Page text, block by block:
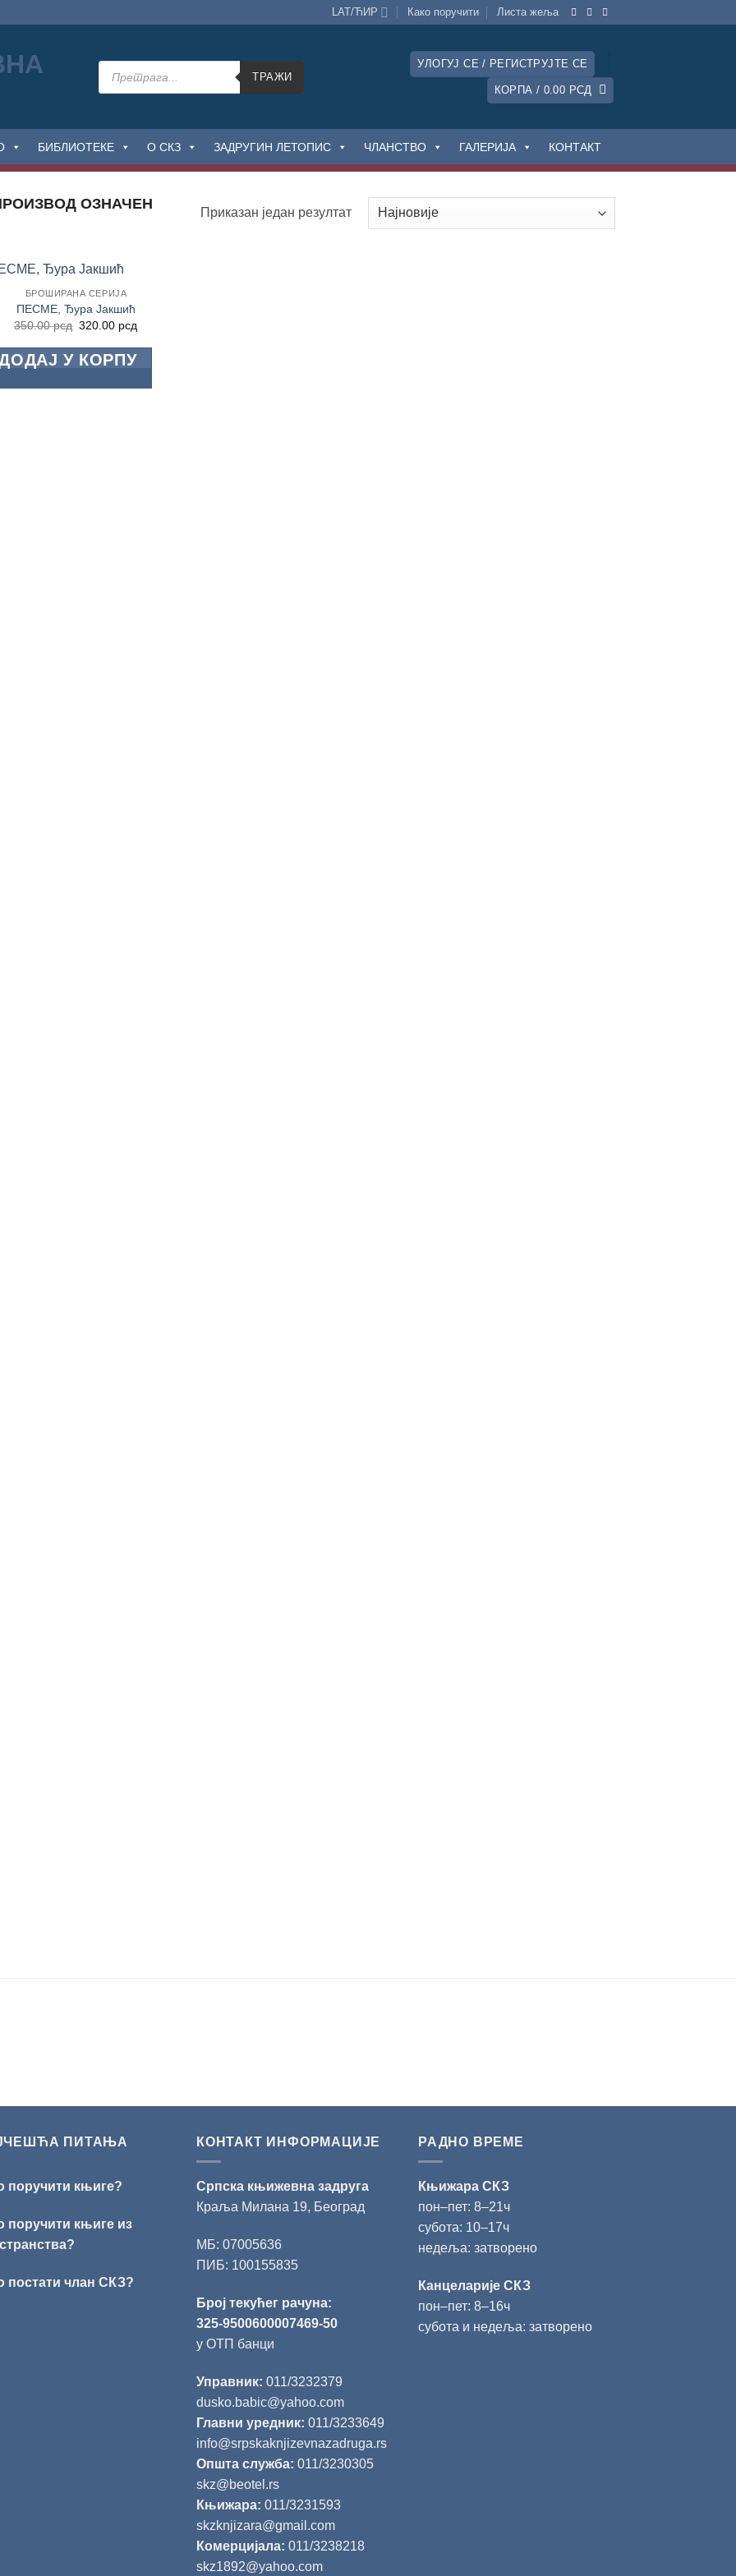
LAT/ЋИР Како поручити Листa жеља
Products
search
ТРАЖИ
УЛОГУЈ СЕ / РЕГИСТРУЈТЕ СЕ
КОРПА / 0.00 РСД
БИБЛИОТЕКЕ О СКЗ ЗАДРУГИН ЛЕТОПИС ЧЛАНСТВО ГАЛЕРИЈА КОНТАКТ
OЗНАЧЕН
Приказан један резултат
БРОШИРАНА СЕРИЈА
ПЕСМЕ, Ђура Јакшић
350.00рсд Оригинална
је
била:
320.00 рсд
цена
је:
320.00 рсд.
У КОРПУ
ПИТАЊА
поручити књиге?
поручити књиге из
постати члан СКЗ?
КОНТАКТ ИНФОРМАЦИЈЕ
Српска књижевна задруга
Краља Милана 19, Београд
МБ: 07005636
ПИБ: 100155835
Број текућег рачуна:
325-9500600007469-50
у ОТП банци
Управник: 011/3232379
dusko.babic@yahoo.com
Главни уредник: 011/3233649
info@srpskaknjizevnazadruga.rs
Општа служба: 011/3230305
skz@beotel.rs
Књижара: 011/3231593
skzknjizara@gmail.com
Комерцијала: 011/3238218
skz1892@yahoo.com
РАДНО ВРЕМЕ
Књижара СКЗ
пон‒пет: 8‒21ч
субота: 10‒17ч
недеља: затворено
Канцеларије СКЗ
пон‒пет: 8‒16ч
субота и недеља: затворено